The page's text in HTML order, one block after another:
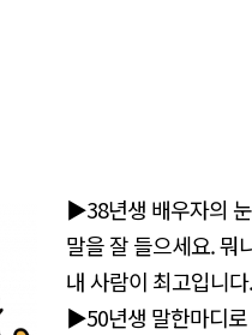
▶38년생 배우자의
말을 잘 들으세요. 뭐
내 사람이 최고입니다.
▶50년생 말한마디로